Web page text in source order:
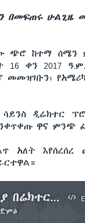
በመፍጠሩ ሁልጊዜ
ጭሮ ከተማ ሰሜን
ቀን 2017
መመዝገቡን፣
ሳይንስ ዲሬክተር
ዋና ምንጭ
አለት
በኢትዮጵያ በሬክተር መለኪያ 5.3 የተመዘገበ ሌላ የመሬት መንቀጥቀጥ ተከሠተ
available